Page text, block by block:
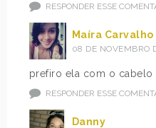
RESPONDER ESSE
Maíra Carvalho
08 DE NOVEMBRO
prefiro ela com o cabelo
RESPONDER ESSE
Danny